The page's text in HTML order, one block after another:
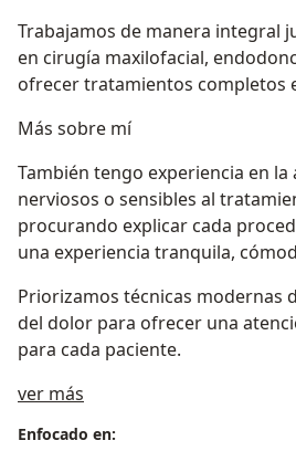
Trabajamos de manera integral
en cirugía maxilofacial,
ofrecer tratamientos completos
Más sobre mí
También tengo experiencia en
nerviosos o sensibles al
procurando explicar cada
una experiencia tranquila,
Priorizamos técnicas modernas
del dolor para ofrecer una
para cada paciente.
ver más
Enfocado en: